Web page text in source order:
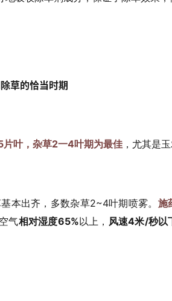
草的恰当时期
叶，杂草2一4叶期为最佳 ，尤其是
本出齐，多数杂草2~4叶期喷雾。 施
气相对湿度65%以上， 风速4米/秒以